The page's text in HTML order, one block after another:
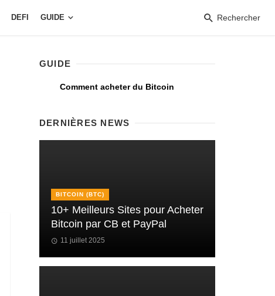
DEFI GUIDE Rechercher
GUIDE
Comment acheter du Bitcoin
DERNIÈRES NEWS
BITCOIN (BTC)
10+ Meilleurs Sites pour Acheter
Bitcoin par CB et PayPal
11 juillet 2025